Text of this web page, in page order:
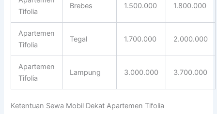
Tifolia
Brebes 1.500.000 1.800.000
Apartemen
Tifolia
Tegal 1.700.000 2.000.000
Apartemen
Tifolia
Lampung 3.000.000 3.700.000
Ketentuan Sewa Mobil Dekat Apartemen Tifolia